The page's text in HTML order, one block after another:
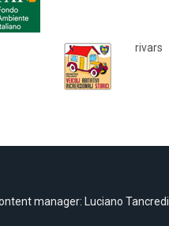
rivars
manager: Luciano Tancredi